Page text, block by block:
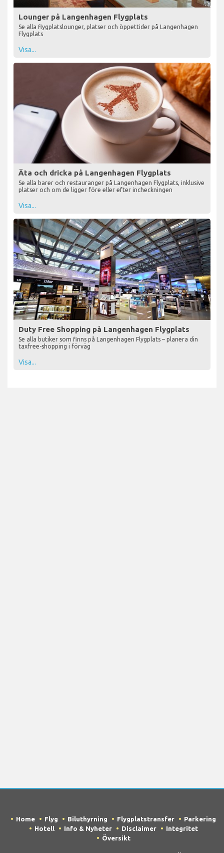
Lounger på Langenhagen Flygplats
Se alla flygplatslounger, platser och öppettider på Langenhagen
Flygplats
Visa...
Äta och dricka på Langenhagen Flygplats
Se alla barer och restauranger på Langenhagen Flygplats, inklusive
platser och om de ligger före eller efter incheckningen
Visa...
Duty Free Shopping på Langenhagen Flygplats
Se alla butiker som finns på Langenhagen Flygplats – planera din
taxfree-shopping i förväg
Visa...
Home Flyg Biluthyrning Flygplatstransfer
Parkering
Hotell
Info & Nyheter Disclaimer
Integritet
Översikt